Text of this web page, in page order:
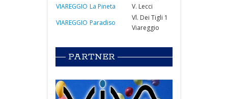
VIAREGGIO La Pineta
V. Lecci
VIAREGGIO Paradiso
Vl. Dei Tigli 1
Viareggio
PARTNER